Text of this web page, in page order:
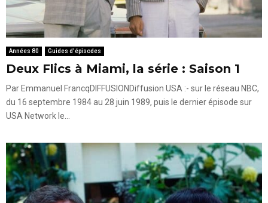
Années 80 Guides d'épisodes
Deux Flics à Miami, la série : Saison 1
Par Emmanuel FrancqDIFFUSIONDiffusion USA :- sur le réseau NBC,
du 16 septembre 1984 au 28 juin 1989, puis le dernier épisode sur
USA Network le...